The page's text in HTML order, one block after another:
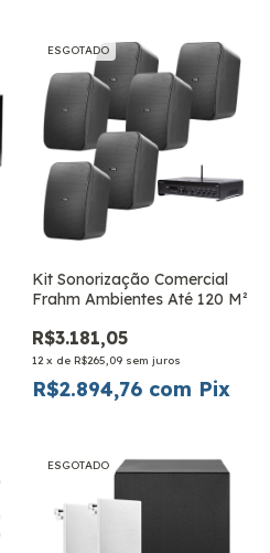
ESGOTADO
Kit Sonorização Comercial
Frahm Ambientes Até 120 M²
R$3.181,05
12 x de R$265,09 sem juros
R$2.894,76 com Pix
ESGOTADO